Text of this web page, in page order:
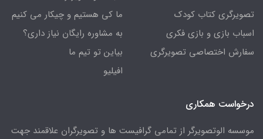
تصویرگری کتاب کودک
اسباب بازی و بازی فکری
سفارش اختصاصی تصویرگری
ما کی هستیم و چیکار می کنیم
به مشاوره رایگان نیاز داری؟
بیاین تو تیم ما
افیلیو
درخواست همکاری
موسسه الوتصویرگر از تمامی گرافیست ها و تصویرگران علاقمند جهت